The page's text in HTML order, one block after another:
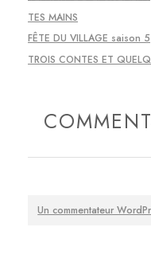
TES MAINS
FÊTE DU VILLAGE saison 5
TROIS CONTES ET
Un commentateur